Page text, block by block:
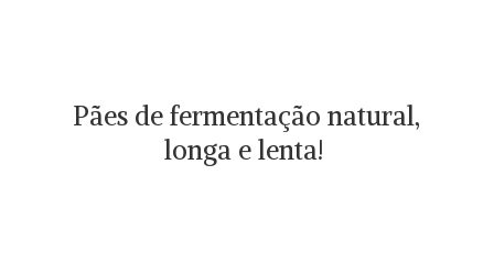
Pães de fermentação natural,
longa e lenta!